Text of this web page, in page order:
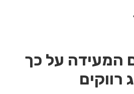
המעידה על כך
רווקים